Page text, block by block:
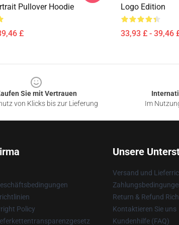
Pullover Hoodie
£
Logo Edition
33,93 £ - 39,46
Sie mit Vertrauen
von Klicks bis zur Lieferung
Im
Policy
Unsere
Versand und
Return & Refund
Kontaktieren Sie uns
Kundenhilfe (FAQ)